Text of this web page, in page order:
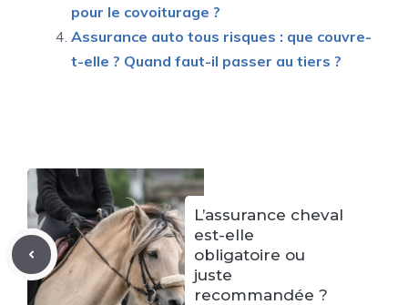
pour le covoiturage ?
Assurance auto tous risques : que couvre-
t-elle ? Quand faut-il passer au tiers ?
L’assurance cheval
est-elle
obligatoire ou
juste
recommandée ?